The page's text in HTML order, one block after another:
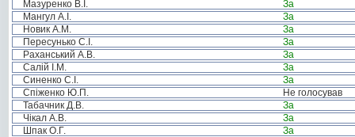
Мазуренко В.І.
За
Мангул А.І.
За
Новик А.М.
За
Пересунько С.І.
За
Раханський А.В.
За
Салій І.М.
За
Синенко С.І.
За
Спіженко Ю.П.
Не голосував
Табачник Д.В.
За
Чікал А.В.
За
Шпак О.Г.
За